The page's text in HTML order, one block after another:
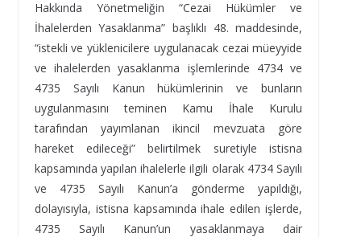
Hakkında Yönetmeliğin “Cezai Hükümler ve
İhalelerden Yasaklanma” başlıklı 48. maddesinde,
“istekli ve yüklenicilere uygulanacak cezai müeyyide
ve ihalelerden yasaklanma işlemlerinde 4734 ve
4735 Sayılı Kanun hükümlerinin ve bunların
uygulanmasını teminen Kamu İhale Kurulu
tarafından yayımlanan ikincil mevzuata göre
hareket edileceği” belirtilmek suretiyle istisna
kapsamında yapılan ihalelerle ilgili olarak 4734 Sayılı
ve 4735 Sayılı Kanun’a gönderme yapıldığı,
dolayısıyla, istisna kapsamında ihale edilen işlerde,
4735 Sayılı Kanun’un yasaklanmaya dair